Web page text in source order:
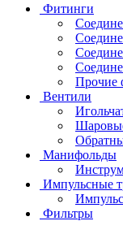
Фитинги
Прочие
Вентили
Манифольды
Импульсные
Фильтры